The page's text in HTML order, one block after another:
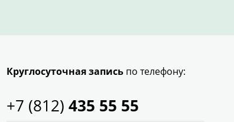
Круглосуточная записьпо телефону:
+7 (812) 435 55 55